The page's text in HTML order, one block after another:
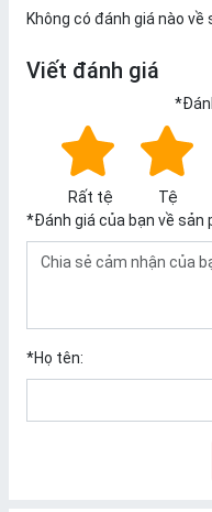
Không có đánh giá nào về
Viết đánh giá
*
Rất tệ Tệ
*Đánh giá của bạn về sản
*Họ tên: